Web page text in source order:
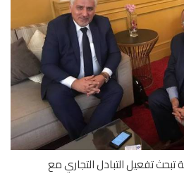
تفعيل التبادل التجاري مع